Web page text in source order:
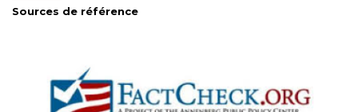
Sources de référence